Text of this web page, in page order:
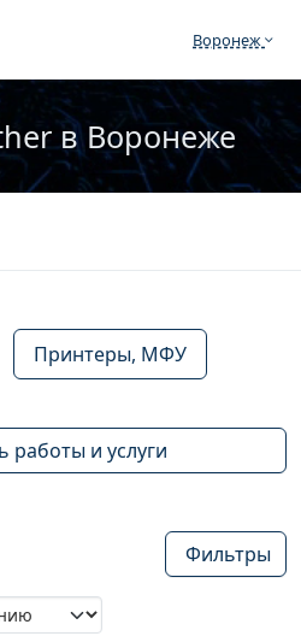
Воронеж
в Воронеже
Принтеры, МФУ
работы и услуги
Фильтры